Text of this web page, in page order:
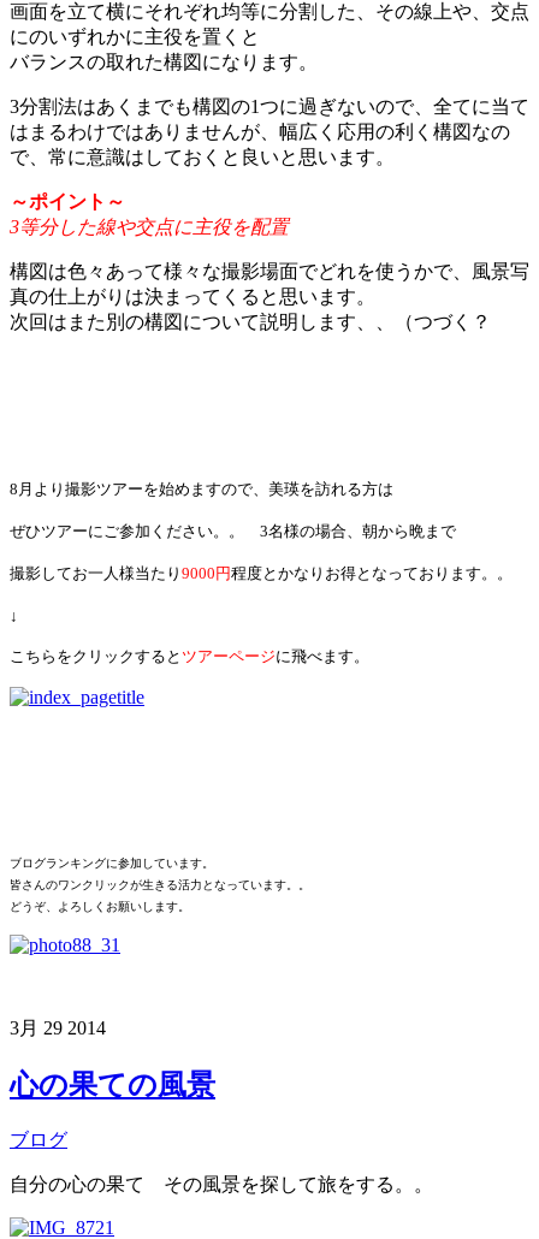
画面を立て横にそれぞれ均等に分割した、その線上や、交点
にのいずれかに主役を置くと
バランスの取れた構図になります。
3分割法はあくまでも構図の1つに過ぎないので、全てに当て
はまるわけではありませんが、幅広く応用の利く構図なの
で、常に意識はしておくと良いと思います。
～ポイント～
3等分した線や交点に主役を配置
構図は色々あって様々な撮影場面でどれを使うかで、風景写
真の仕上がりは決まってくると思います。
次回はまた別の構図について説明します、、（つづく？
8月より撮影ツアーを始めますので、美瑛を訪れる方は
ぜひツアーにご参加ください。。 3名様の場合、朝から晩まで
撮影してお一人様当たり 9000円程度とかなりお得となっております。。
↓
こちらをクリックすると ツアーページに飛べます。
ブログランキングに参加しています。
皆さんのワンクリックが生きる活力となっています。。
どうぞ、よろしくお願いします。
3月 29 2014
心の果ての風景
ブログ
自分の心の果て その風景を探して旅をする。。